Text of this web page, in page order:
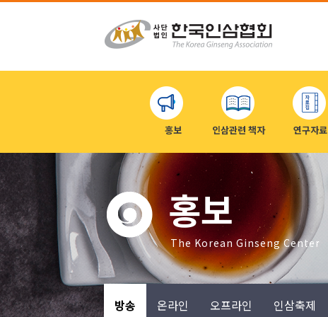
홍보 인삼관련 책자 연구자료
홍보
The Korean Ginseng Center
방송 온라인 오프라인 인삼축제